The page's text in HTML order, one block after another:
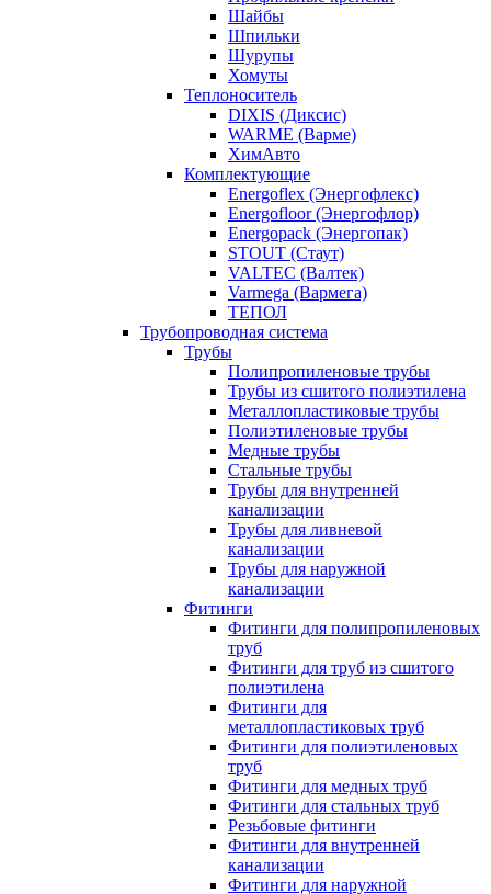
Шайбы
Шпильки
Шурупы
Хомуты
Теплоноситель
DIXIS (Диксис)
WARME (Варме)
ХимАвто
Комплектующие
Energoflex (Энергофлекс)
Energofloor (Энергофлор)
Energopack (Энергопак)
STOUT (Стаут)
VALTEC (Валтек)
Varmega (Вармега)
ТЕПОЛ
Трубопроводная система
Трубы
Полипропиленовые трубы
Трубы из сшитого полиэтилена
Металлопластиковые трубы
Полиэтиленовые трубы
Медные трубы
Стальные трубы
Трубы для внутренней
канализации
Трубы для ливневой
канализации
Трубы для наружной
канализации
Фитинги
Фитинги для полипропиленовых
труб
Фитинги для труб из сшитого
полиэтилена
Фитинги для
металлопластиковых труб
Фитинги для полиэтиленовых
труб
Фитинги для медных труб
Фитинги для стальных труб
Резьбовые фитинги
Фитинги для внутренней
канализации
Фитинги для наружной